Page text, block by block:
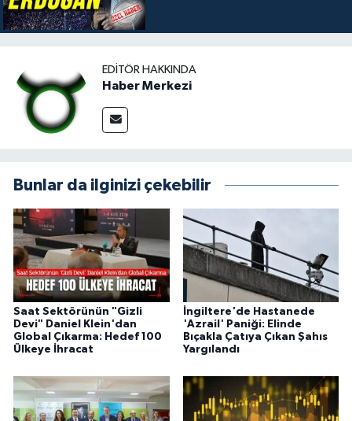
EDITÖR HAKKINDA
Haber Merkezi
Bunlar da ilginizi çekebilir
Saat Sektörünün "Gizli
Devi" Daniel Klein'dan
Global Çıkarma: Hedef 100
Ülkeye İhracat
İngiltere'de Hastanede
'Azrail' Paniği: Elinde
Bıçakla Çatıya Çıkan Şahıs
Yargılandı